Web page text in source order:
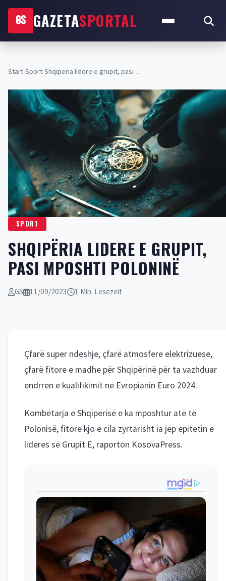
GS GAZETASPORTAL
Start›Sport›​Shqipëria lidere e grupit, pasi…
SPORT
​SHQIPËRIA LIDERE E GRUPIT,
PASI MPOSHTI POLONINË
GS 11/09/2023 1 Min. Lesezeit
Çfarë super ndeshje, çfarë atmosfere elektrizuese,
çfarë fitore e madhe për Shqipërinë për ta vazhduar
ëndrrën e kualifikimit në Evropianin Euro 2024.
Kombëtarja e Shqipërisë e ka mposhtur atë të
Polonisë, fitore kjo e cila zyrtarisht ia jep epitetin e
lideres së Grupit E, raporton KosovaPress.